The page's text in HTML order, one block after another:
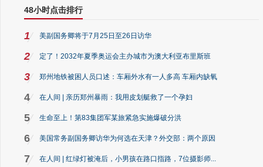
48小时点击排行
1 美副国务卿将于7月25日至26日访华
2 定了！2032年夏季奥运会主办城市为澳大利亚布里斯班
3 郑州地铁被困人员口述：车厢外水有一人多高 车厢内缺氧
4 在人间 | 亲历郑州暴雨：我用皮划艇救了一个孕妇
5 生命至上！第83集团军某旅紧急实施爆破分洪
6 美国常务副国务卿访华为何选在天津？外交部：两个原因
7 在人间 | 红绿灯被淹后，小男孩在路口指路，7位摄影师...